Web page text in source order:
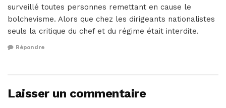
surveillé toutes personnes remettant en cause le
bolchevisme. Alors que chez les dirigeants nationalistes
seuls la critique du chef et du régime était interdite.
Répondre
Laisser un commentaire